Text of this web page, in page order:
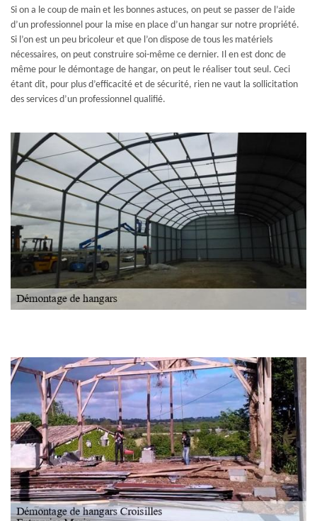
Si on a le coup de main et les bonnes astuces, on peut se passer de l’aide
d’un professionnel pour la mise en place d’un hangar sur notre propriété.
Si l’on est un peu bricoleur et que l’on dispose de tous les matériels
nécessaires, on peut construire soi-même ce dernier. Il en est donc de
même pour le démontage de hangar, on peut le réaliser tout seul. Ceci
étant dit, pour plus d’efficacité et de sécurité, rien ne vaut la sollicitation
des services d’un professionnel qualifié.